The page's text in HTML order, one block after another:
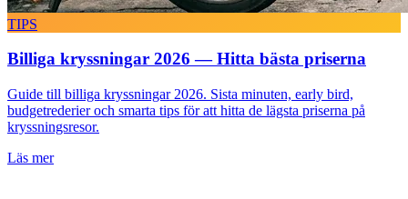
TIPS
Billiga kryssningar 2026 — Hitta bästa priserna
Guide till billiga kryssningar 2026. Sista minuten, early bird,
budgetrederier och smarta tips för att hitta de lägsta priserna på
kryssningsresor.
Läs mer